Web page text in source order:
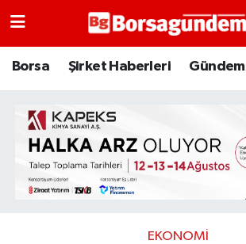
Borsa Şirket Haberleri Gündem
EKONOMI
Borsa
Emtia
Galeri